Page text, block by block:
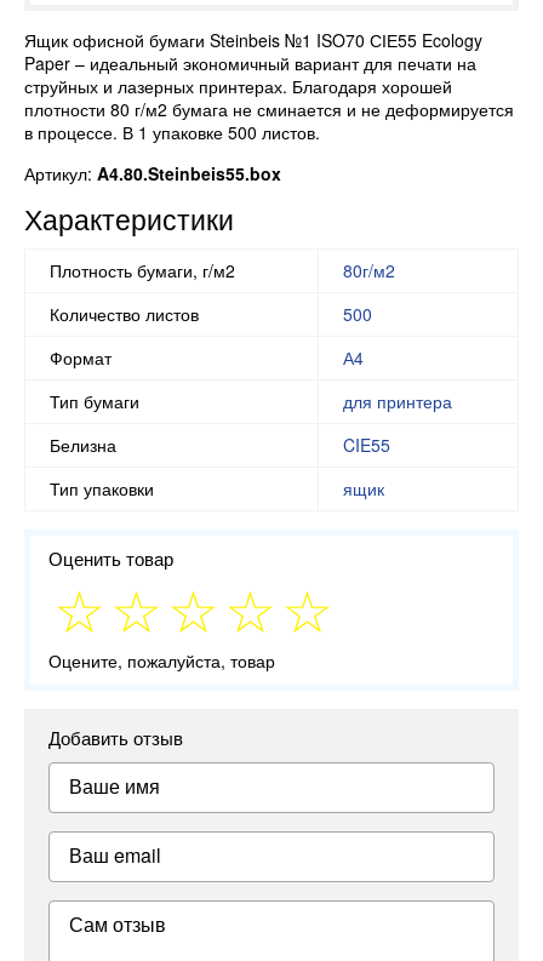
Ящик офисной бумаги Steinbeis №1 ISO70 СІЕ55 Ecology
Paper – идеальный экономичный вариант для печати на
струйных и лазерных принтерах. Благодаря хорошей
плотности 80 г/м2 бумага не сминается и не деформируется
в процессе. В 1 упаковке 500 листов.
Артикул: A4.80.Steinbeis55.box
Характеристики
Плотность бумаги, г/м2
80г/м2
Количество листов
500
Формат
А4
Тип бумаги
для принтера
Белизна
CIE55
Тип упаковки
ящик
Оценить товар
Оцените, пожалуйста, товар
Добавить отзыв
Ваше имя
Ваш email
Сам отзыв